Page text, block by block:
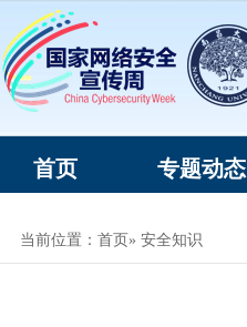
首页 专题动态
当前位置： 首页 » 安全知识